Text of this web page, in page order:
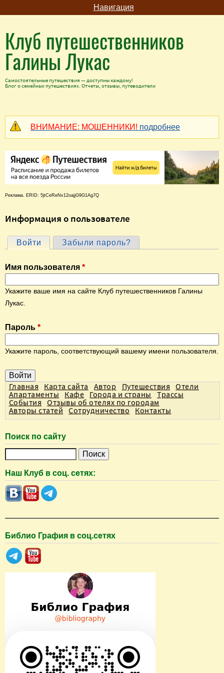
Навигация
Клуб путешественников
Галины Лукас
Самостоятельные путешествия — доступны каждому!
Блог о семейных путешествиях. Отчеты, отзывы, путеводители
ВНИМАНИЕ: МОШЕННИКИ! подробнее
Реклама. ERID: 5jtCeReNx12oajjG9G1Ag7Q
Информация о пользователе
Г
л
а
в
н
е
в
л
а
д
к
и
Войти (активная вкладка)
Забыли пароль?
Имя пользователя *
Укажите ваше имя на сайте Клуб путешественников Галины
Лукас.
Пароль *
Укажите пароль, соответствующий вашему имени пользователя.
Главная Карта сайта Автор Путешествия
Отели
Апартаменты
Кафе Города и страны
Трассы
События
Отзывы об отелях по городам
Авторы статей
Сотрудничество Контакты
Поиск по сайту
и
с
к
Наш Клуб в соц. сетях:
Библио Графия в соц.сетях